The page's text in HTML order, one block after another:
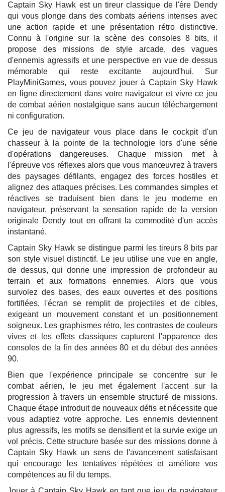
Captain Sky Hawk est un tireur classique de l'ère Dendy
qui vous plonge dans des combats aériens intenses avec
une action rapide et une présentation rétro distinctive.
Connu à l'origine sur la scène des consoles 8 bits, il
propose des missions de style arcade, des vagues
d'ennemis agressifs et une perspective en vue de dessus
mémorable qui reste excitante aujourd'hui. Sur
PlayMiniGames, vous pouvez jouer à Captain Sky Hawk
en ligne directement dans votre navigateur et vivre ce jeu
de combat aérien nostalgique sans aucun téléchargement
ni configuration.
Ce jeu de navigateur vous place dans le cockpit d'un
chasseur à la pointe de la technologie lors d'une série
d'opérations dangereuses. Chaque mission met à
l'épreuve vos réflexes alors que vous manœuvrez à travers
des paysages défilants, engagez des forces hostiles et
alignez des attaques précises. Les commandes simples et
réactives se traduisent bien dans le jeu moderne en
navigateur, préservant la sensation rapide de la version
originale Dendy tout en offrant la commodité d'un accès
instantané.
Captain Sky Hawk se distingue parmi les tireurs 8 bits par
son style visuel distinctif. Le jeu utilise une vue en angle,
de dessus, qui donne une impression de profondeur au
terrain et aux formations ennemies. Alors que vous
survolez des bases, des eaux ouvertes et des positions
fortifiées, l'écran se remplit de projectiles et de cibles,
exigeant un mouvement constant et un positionnement
soigneux. Les graphismes rétro, les contrastes de couleurs
vives et les effets classiques capturent l'apparence des
consoles de la fin des années 80 et du début des années
90.
Bien que l'expérience principale se concentre sur le
combat aérien, le jeu met également l'accent sur la
progression à travers un ensemble structuré de missions.
Chaque étape introduit de nouveaux défis et nécessite que
vous adaptiez votre approche. Les ennemis deviennent
plus agressifs, les motifs se densifient et la survie exige un
vol précis. Cette structure basée sur des missions donne à
Captain Sky Hawk un sens de l'avancement satisfaisant
qui encourage les tentatives répétées et améliore vos
compétences au fil du temps.